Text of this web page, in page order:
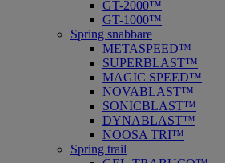
GT-2000™
GT-1000™
Spring snabbare
METASPEED™
SUPERBLAST™
MAGIC SPEED™
NOVABLAST™
SONICBLAST™
DYNABLAST™
NOOSA TRI™
Spring trail